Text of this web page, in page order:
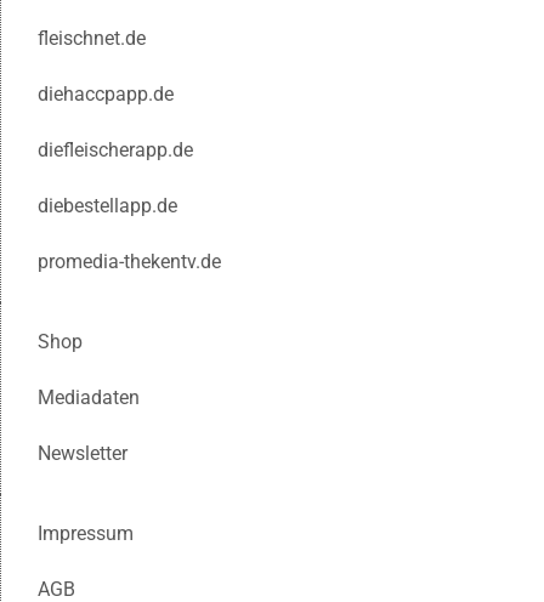
fleischnet.de
diehaccpapp.de
diefleischerapp.de
diebestellapp.de
promedia-thekentv.de
Shop
Mediadaten
Newsletter
Impressum
AGB